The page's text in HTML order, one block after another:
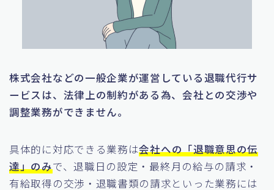
株式会社などの一般企業が運営している退職代行サ
ービスは、法律上の制約がある為、会社との交渉や
調整業務ができません。
具体的に対応できる業務は会社への「退職意思の伝
達」のみで、退職日の設定・最終月の給与の請求・
有給取得の交渉・退職書類の請求といった業務には